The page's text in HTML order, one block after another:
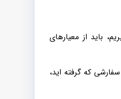
باید از معیارهای
که گرفته اید،